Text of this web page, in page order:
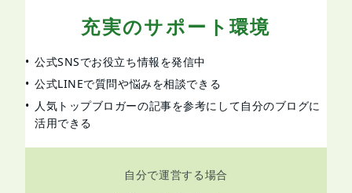
充実のサポート環境
公式SNSでお役立ち情報を発信中
公式LINEで質問や悩みを相談できる
人気トップブロガーの記事を参考にして自分のブログに
活用できる
自分で運営する場合